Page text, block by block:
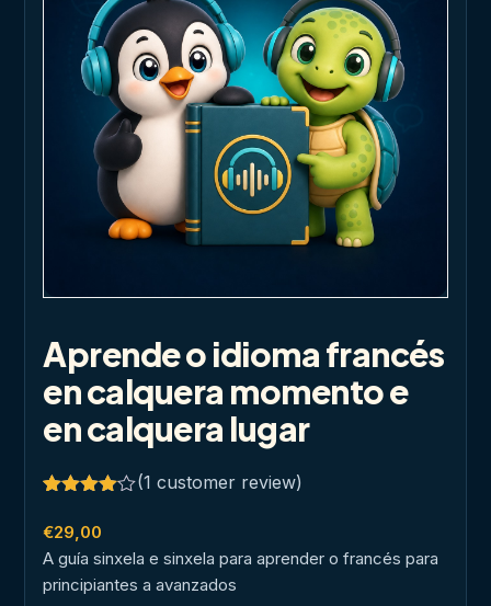
Aprende o idioma francés
en calquera momento e
en calquera lugar
4.00 out
of 5
based
on
customer
(1 customer review)
€29,00
A guía sinxela e sinxela para aprender o francés para
principiantes a avanzados